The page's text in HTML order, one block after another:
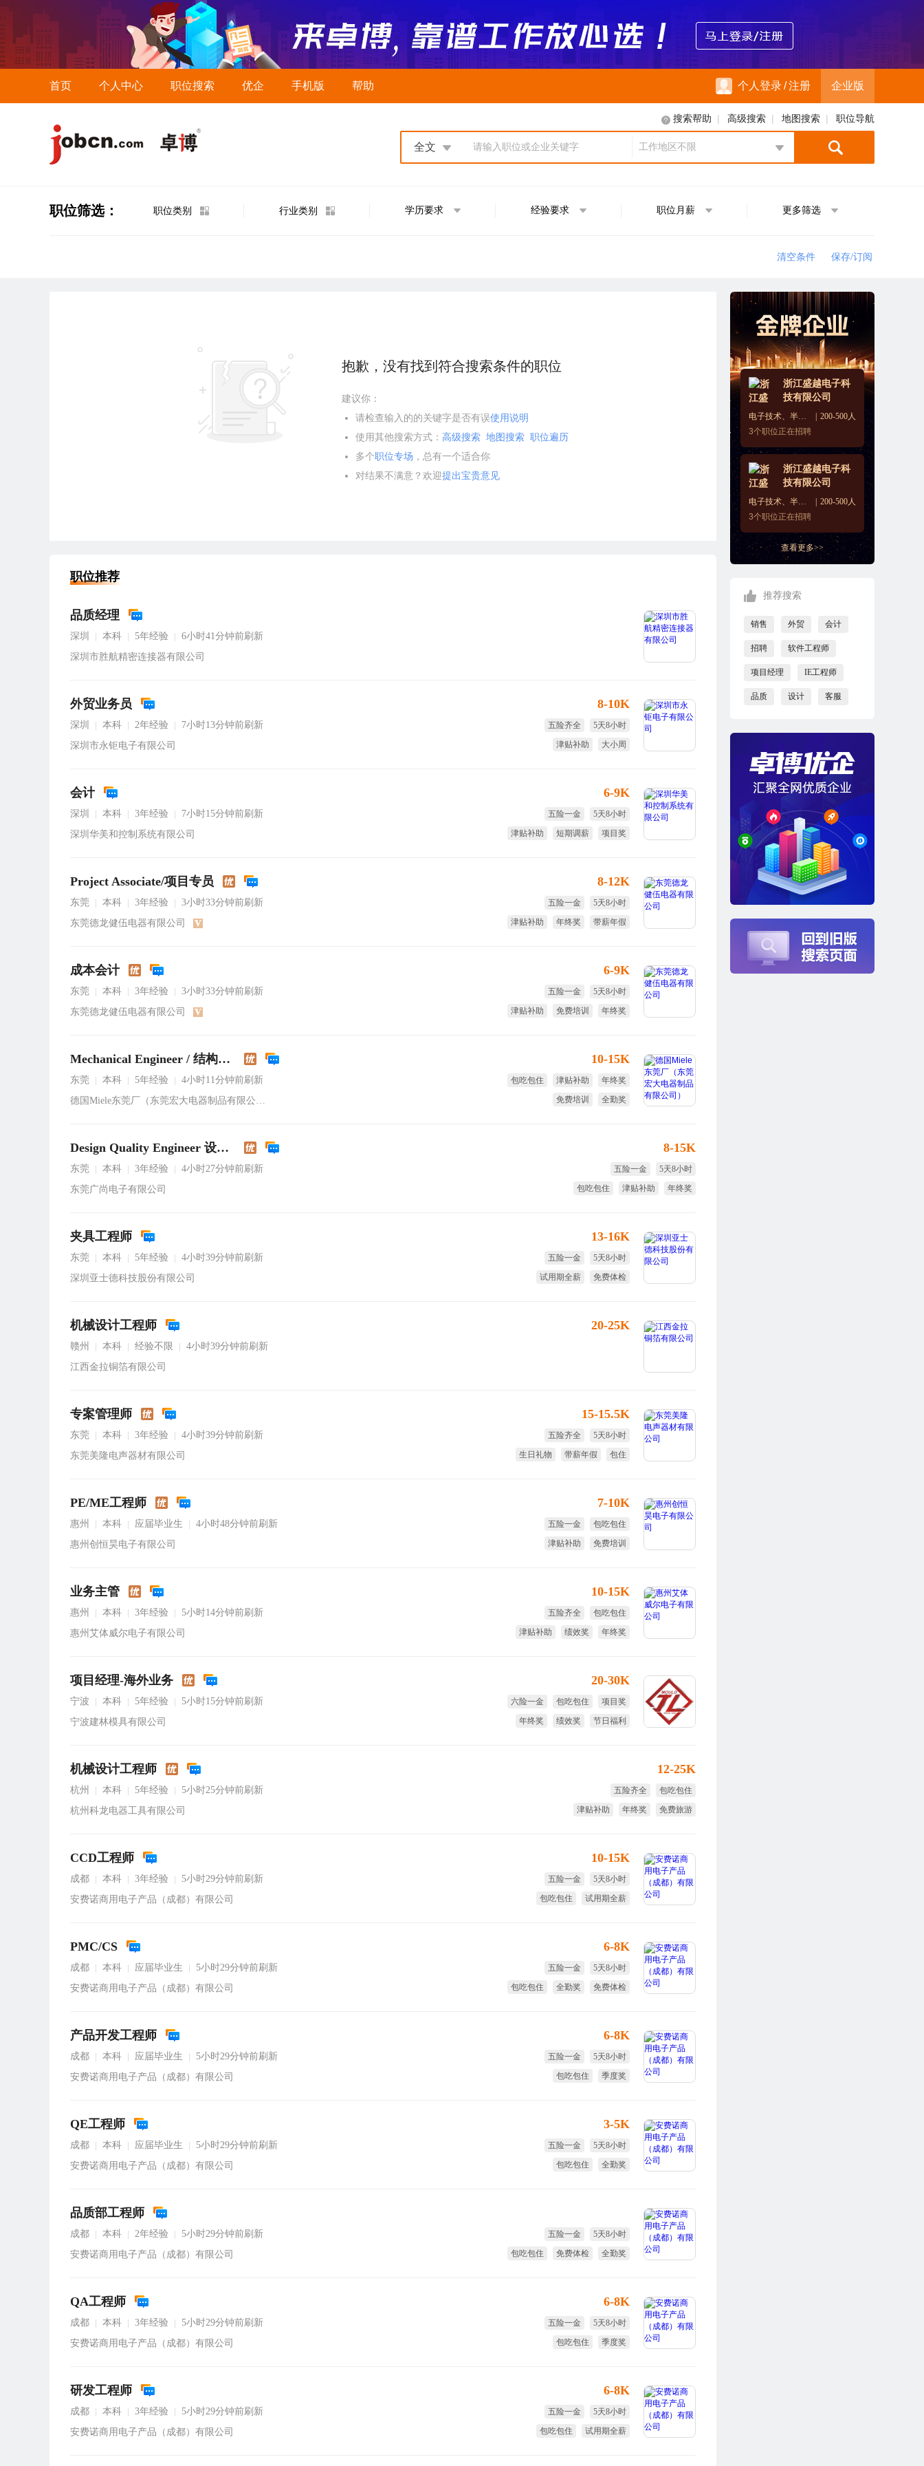
首页 个人中心 职位搜索 优企 手机版 帮助 个人登录/注册 企业版
搜索帮助 | 高级搜索 | 地图搜索 | 职位导航
请输入职位或企业关键字
全文 工作地区不限
职位筛选： 职位类别 行业类别 学历要求 经验要求 职位月薪 更多筛选
清空条件 保存/订阅
浙江盛越电子科
技有限公司
电子技术、半导体、集成电路
200-500人
3个职位正在招聘
浙江盛越电子科
技有限公司
电子技术、半导体、集成电路
200-500人
3个职位正在招聘
查看更多>>
推荐搜索
销售 外贸 会计
招聘 软件工程师
项目经理 IE工程师
品质 设计 客服
抱歉，没有找到符合搜索条件的职位
建议你：
请检查输入的的关键字是否有误使用说明
使用其他搜索方式： 高级搜索 地图搜索 职位遍历
多个职位专场 ，总有一个适合你
对结果不满意？欢迎提出宝贵意见
职位推荐
品质经理
深圳 本科 5年经验
6小时41分钟前刷新
深圳市胜航精密连接器有限公司
外贸业务员
深圳 本科 2年经验
7小时13分钟前刷新
深圳市永钜电子有限公司
8-10K
五险齐全
5天8小时
津贴补助
大小周
会计
深圳 本科 3年经验
7小时15分钟前刷新
深圳华美和控制系统有限公司
6-9K
五险一金
5天8小时
津贴补助
短期调薪
项目奖
Project Associate/项目专员
东莞 本科 3年经验
3小时33分钟前刷新
东莞德龙健伍电器有限公司
8-12K
五险一金
5天8小时
津贴补助
年终奖
带薪年假
成本会计
东莞 本科 3年经验
3小时33分钟前刷新
东莞德龙健伍电器有限公司
6-9K
五险一金
5天8小时
津贴补助
免费培训
年终奖
Mechanical Engineer / 结构工程师
东莞 本科 5年经验
4小时11分钟前刷新
德国Miele东莞厂（东莞宏大电器制品有限公司）
10-15K
包吃包住 津贴补助
年终奖
免费培训
全勤奖
Design Quality Engineer 设计品质工程师
东莞 本科 3年经验
4小时27分钟前刷新
东莞广尚电子有限公司
8-15K
五险一金
5天8小时
包吃包住
津贴补助
年终奖
夹具工程师
东莞 本科 5年经验
4小时39分钟前刷新
深圳亚士德科技股份有限公司
13-16K
五险一金
5天8小时
试用期全薪
免费体检
机械设计工程师
赣州 本科 经验不限
4小时39分钟前刷新
江西金拉铜箔有限公司
20-25K
专案管理师
东莞 本科 3年经验
4小时39分钟前刷新
东莞美隆电声器材有限公司
15-15.5K
五险齐全
5天8小时
生日礼物
带薪年假 包住
PE/ME工程师
惠州 本科 应届毕业生
4小时48分钟前刷新
惠州创恒昊电子有限公司
7-10K
五险一金
包吃包住
津贴补助
免费培训
业务主管
惠州 本科 3年经验
5小时14分钟前刷新
惠州艾体威尔电子有限公司
10-15K
五险齐全
包吃包住
津贴补助
绩效奖
年终奖
项目经理-海外业务
宁波 本科 5年经验
5小时15分钟前刷新
宁波建林模具有限公司
20-30K
六险一金 包吃包住
项目奖
年终奖
绩效奖 节日福利
机械设计工程师
杭州 本科 5年经验
5小时25分钟前刷新
杭州科龙电器工具有限公司
12-25K
五险齐全
包吃包住
津贴补助
年终奖
免费旅游
CCD工程师
成都 本科 3年经验
5小时29分钟前刷新
安费诺商用电子产品（成都）有限公司
10-15K
五险一金
5天8小时
包吃包住
试用期全薪
PMC/CS
成都 本科 应届毕业生
5小时29分钟前刷新
安费诺商用电子产品（成都）有限公司
6-8K
五险一金
5天8小时
包吃包住
全勤奖
免费体检
产品开发工程师
成都 本科 应届毕业生
5小时29分钟前刷新
安费诺商用电子产品（成都）有限公司
6-8K
五险一金
5天8小时
包吃包住
季度奖
QE工程师
成都 本科 应届毕业生
5小时29分钟前刷新
安费诺商用电子产品（成都）有限公司
3-5K
五险一金
5天8小时
包吃包住
全勤奖
品质部工程师
成都 本科 2年经验
5小时29分钟前刷新
安费诺商用电子产品（成都）有限公司
五险一金
5天8小时
包吃包住
免费体检
全勤奖
QA工程师
成都 本科 3年经验
5小时29分钟前刷新
安费诺商用电子产品（成都）有限公司
6-8K
五险一金
5天8小时
包吃包住
季度奖
研发工程师
成都 本科 3年经验
5小时29分钟前刷新
安费诺商用电子产品（成都）有限公司
6-8K
五险一金
5天8小时
包吃包住
试用期全薪